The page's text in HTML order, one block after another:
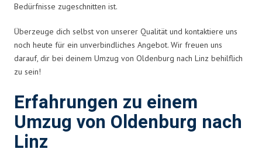
Bedürfnisse zugeschnitten ist.
Überzeuge dich selbst von unserer Qualität und kontaktiere uns
noch heute für ein unverbindliches Angebot. Wir freuen uns
darauf, dir bei deinem Umzug von Oldenburg nach Linz behilflich
zu sein!
Erfahrungen zu einem
Umzug von Oldenburg nach
Linz